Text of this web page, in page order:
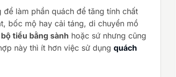
làm phần quách để tăng tính chất
bốc mộ hay cải táng, di chuyển mồ
bộ tiểu bằng sành hoặc sứ nhưng cũng
này thì ít hơn việc sử dụng quách